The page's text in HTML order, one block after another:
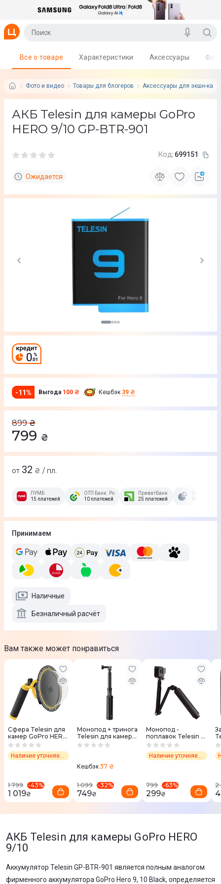
Фото и видео Товары для блогеров Аксессуары для экшн-
Все о товаре Характеристики Аксессуары
АКБ Telesin для камеры GoPro
HERO 9/10 GP-BTR-901
Код: 699151
Ожидается
-11% Выгода 100 ₴ Кешбэк 39 ₴
899 ₴
799 ₴
от 32 ₴ / пл.
ПУМБ
15 платежей
ОТП Банк. Розстрочка Скибочка.
10 платежей
ПриватБанк
25 платежей
15 платежей
Принимаем
Наличные
Безналичный расчёт
Вам также может понравиться
Сфера Telesin для
камер GoPro HERO
12/11/10/9
Наличие уточняет менеджер
1 799 -43%
1 019₴
Монопод + тринога
Telesin для камер
GoPro HERO
Кешбэк37 ₴
1 099 -32%
749₴
Монопод -
поплавок Telesin 3-
WAY
Grip/Arm/Tripod 2.0
для камер GoProНаличие уточняет менеджер
799 -63%
299₴
2
АКБ Telesin для камеры GoPro HERO
9/10
Аккумулятор Telesin GP-BTR-901 является полным аналогом
фирменного аккумулятора GoPro Hero 9, 10 Black, определяется